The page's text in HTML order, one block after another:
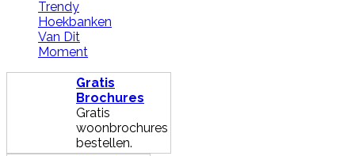
Trendy
Hoekbanken
Van Dit
Moment
Gratis
Brochures
Gratis
woonbrochures
bestellen.